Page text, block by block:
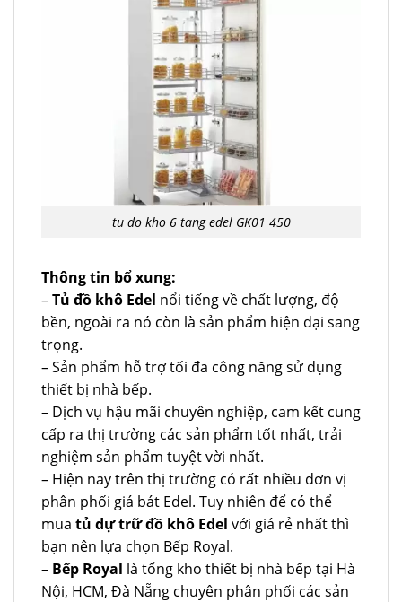
tu do kho 6 tang edel GK01 450
Thông tin bổ xung:
–Tủ đồ khô Edel nổi tiếng về chất lượng, độ
bền, ngoài ra nó còn là sản phẩm hiện đại sang
trọng.
– Sản phẩm hỗ trợ tối đa công năng sử dụng
thiết bị nhà bếp.
– Dịch vụ hậu mãi chuyên nghiệp, cam kết cung
cấp ra thị trường các sản phẩm tốt nhất, trải
nghiệm sản phẩm tuyệt vời nhất.
– Hiện nay trên thị trường có rất nhiều đơn vị
phân phối giá bát Edel. Tuy nhiên để có thể
mua tủ dự trữ đồ khô Edel với giá rẻ nhất thì
bạn nên lựa chọn Bếp Royal.
– Bếp Royal là tổng kho thiết bị nhà bếp tại Hà
Nội, HCM, Đà Nẵng chuyên phân phối các sản